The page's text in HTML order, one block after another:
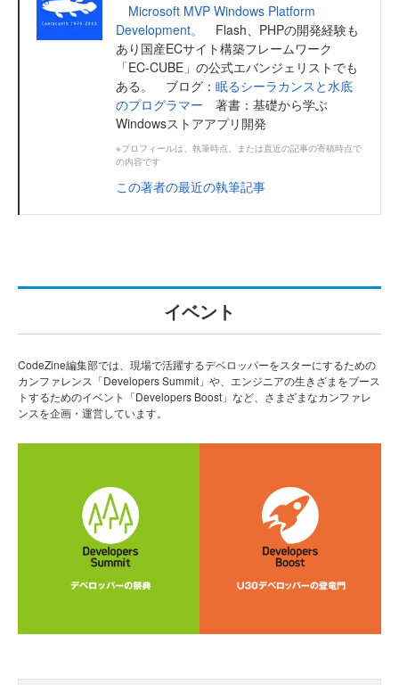
Microsoft MVP Windows Platform
Development。
Flash、PHPの開発経験も
あり国産ECサイト構築フレームワーク
「EC-CUBE」の公式エバンジェリストでも
ある。 ブログ： 眠るシーラカンスと水底
のプログラマー 著書：基礎から学ぶ
Windowsストアアプリ開発
※プロフィールは、執筆時点、または直近の記事の寄稿時点で
の内容です
この著者の最近の執筆記事
イベント
CodeZine編集部では、現場で活躍するデベロッパーをスターにするための
カンファレンス「Developers Summit」や、エンジニアの生きざまをブース
トするためのイベント「Developers Boost」など、さまざまなカンファレ
ンスを企画・運営しています。